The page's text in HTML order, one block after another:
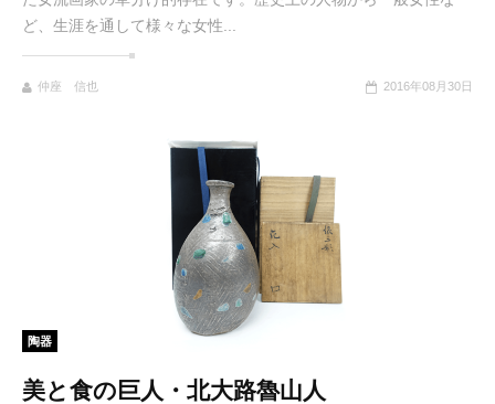
ど、生涯を通して様々な女性...
仲座 信也 2016年08月30日
陶器
美と食の巨人・北大路魯山人